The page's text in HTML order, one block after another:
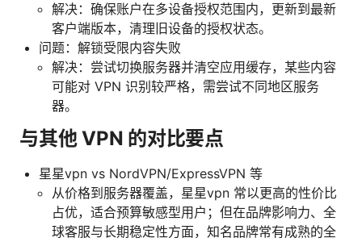
解决：确保账户在多设备授权范围内，更新到最新
客户端版本，清理旧设备的授权状态。
问题：解锁受限内容失败
解决：尝试切换服务器并清空应用缓存，某些内容
可能对 VPN 识别较严格，需尝试不同地区服务
器。
与其他 VPN 的对比要点
星星vpn vs NordVPN/ExpressVPN 等
从价格到服务器覆盖，星星vpn 常以更高的性价比
占优，适合预算敏感型用户；但在品牌影响力、全
球客服与长期稳定性方面，知名品牌常有成熟的全